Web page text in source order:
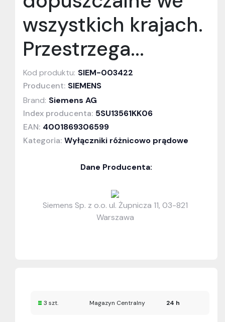
wszystkich krajach.
Przestrzega...
Kod produktu: SIEM-003422
Producent: SIEMENS
Brand: Siemens AG
Index producenta: 5SU13561KK06
EAN: 4001869306599
Kategoria: Wyłączniki różnicowo prądowe
Dane Producenta:
Siemens Sp. z o.o. ul. Żupnicza 11, 03-821
Warszawa
3 szt. Magazyn Centralny 24 h